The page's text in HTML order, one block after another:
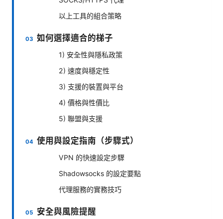
以上工具的組合策略
如何選擇適合的梯子
1) 安全性與隱私政策
2) 速度與穩定性
3) 支援的裝置與平台
4) 價格與性價比
5) 聯盟與支援
使用與設定指南（步驟式）
VPN 的快速設定步驟
Shadowsocks 的設定要點
代理服務的實務技巧
安全與風險提醒